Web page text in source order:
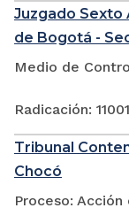
Juzgado Sexto
de Bogotá -
Medio de
Radicación:
Tribunal
Chocó
Proceso: